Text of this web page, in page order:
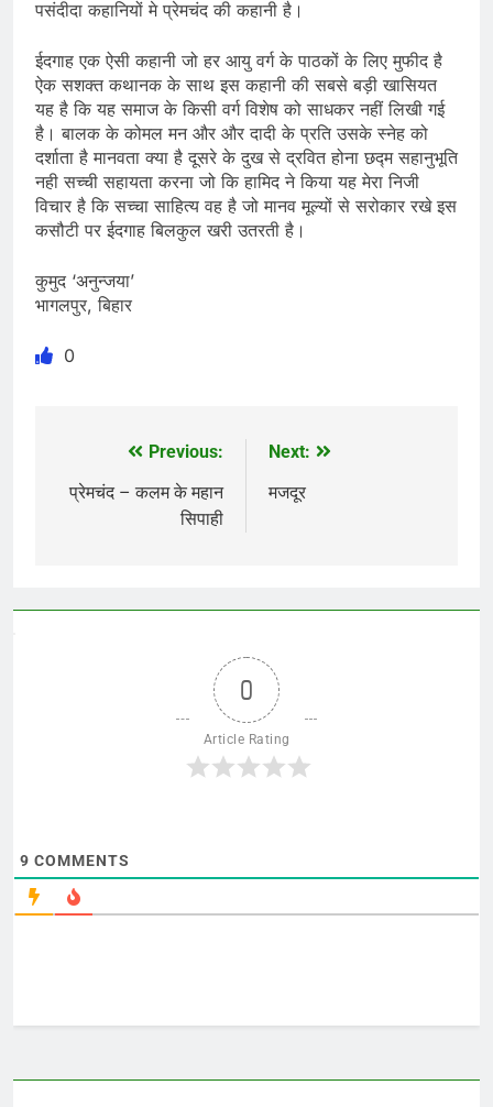
पसंदीदा कहानियों मे प्रेमचंद की कहानी है।
ईदगाह एक ऐसी कहानी जो हर आयु वर्ग के पाठकों के लिए मुफीद है
ऐक सशक्त कथानक के साथ इस कहानी की सबसे बड़ी खासियत
यह है कि यह समाज के किसी वर्ग विशेष को साधकर नहीं लिखी गई
है। बालक के कोमल मन और और दादी के प्रति उसके स्नेह को
दर्शाता है मानवता क्या है दूसरे के दुख से द्रवित होना छद्म सहानुभूति
नही सच्ची सहायता करना जो कि हामिद ने किया यह मेरा निजी
विचार है कि सच्चा साहित्य वह है जो मानव मूल्यों से सरोकार रखे इस
कसौटी पर ईदगाह बिलकुल खरी उतरती है।
कुमुद ‘अनुन्जया’
भागलपुर, बिहार
0
navigation
Previous:
प्रेमचंद – कलम के महान
सिपाही
Next:
मजदूर
0
Article Rating
9 COMMENTS